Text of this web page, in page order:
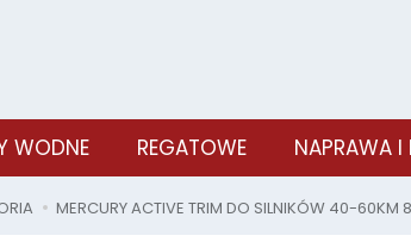
WODNE REGATOWE NAPRAWA I
MERCURY ACTIVE TRIM DO SILNIKÓW 40-60KM